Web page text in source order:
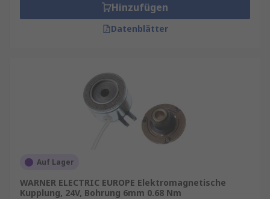
Hinzufügen
Datenblätter
Auf Lager
WARNER ELECTRIC EUROPE Elektromagnetische
Kupplung, 24V, Bohrung 6mm 0.68 Nm